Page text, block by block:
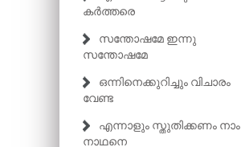
കർത്തരെ
സന്തോഷമേ ഇന്നു
സന്തോഷമേ
ഒന്നിനെക്കുറിച്ചും വിചാരം
വേണ്ട
എന്നാളും സ്തുതിക്കണം നാം
നാഥനെ